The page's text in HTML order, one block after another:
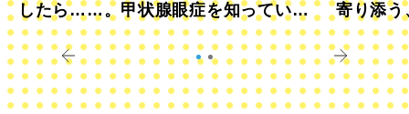
したら……。甲状腺眼症を知っていま
すか？
寄り添う
きに